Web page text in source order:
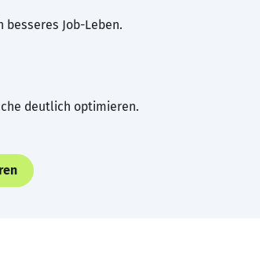
Job-Leben.
deutlich optimieren.